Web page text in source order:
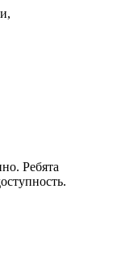
Ребята